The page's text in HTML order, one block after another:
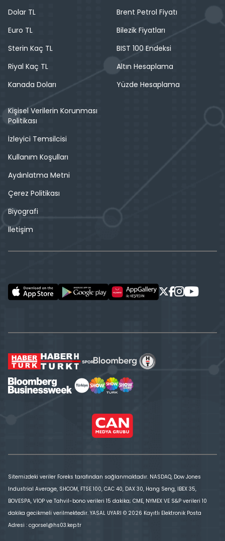
Dolar TL
Euro TL
Sterin Kaç TL
Riyal Kaç TL
Kanada Doları
Brent Petrol Fiyatı
Bilezik Fiyatları
BIST 100 Endeksi
Altın Hesaplama
Yüzde Hesaplama
Kişisel Verilerin Korunması
Politikası
İzleyici Temsilcisi
Kullanım Koşulları
Aydınlatma Metni
Çerez Politikası
Biyografi
İletişim
Sitemizdeki veriler Foreks tarafından sağlanmaktadır. NASDAQ, Dow Jones
Industrial Average, SHCOM, FTSE 100, CAC 40, DAX 30, Hang Seng, IBEX 35,
BOVESPA, VİOP ve Tahvil-bono verileri 15 dakika; CME, NYMEX VE S&P verileri 10
dakika gecikmeli verilmektedir. YASAL UYARI © 2026 Kayıtlı Elektronik Posta
Adresi : cgorsel@hs03.kep.tr